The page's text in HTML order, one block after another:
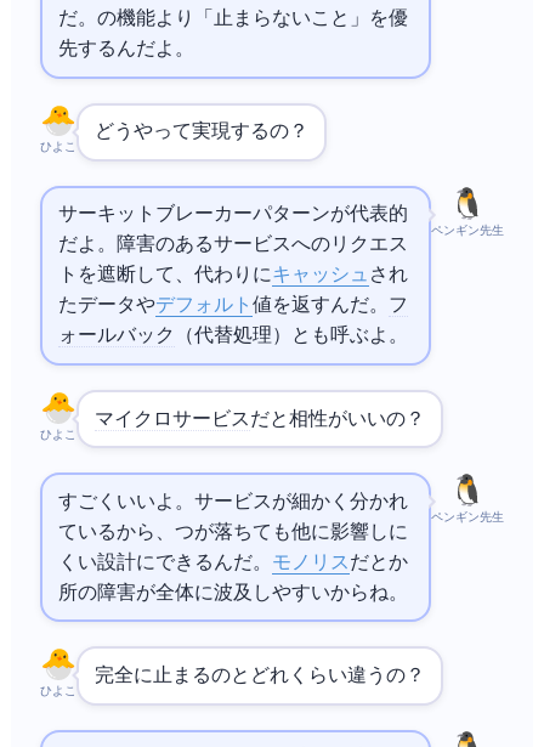
だ。100%の機能より「止まらないこと」を優
先するんだよ。
ひよこ
どうやって実現するの？
ペンギン先生
サーキットブレーカーパターンが代表的
だよ。障害のあるサービスへのリクエス
トを遮断して、代わりにキャッシュ され
たデータやデフォルト 値を返すんだ。 フ
ォールバック
（代替処理）とも呼ぶよ。
ひよこ
マイクロサービスだと相性がいいの？
ペンギン先生
すごくいいよ。サービスが細かく分かれ
ているから、1つが落ちても他に影響しに
くい設計にできるんだ。 モノリスだと1か
所の障害が全体に波及しやすいからね。
ひよこ
完全に止まるのとどれくらい違うの？